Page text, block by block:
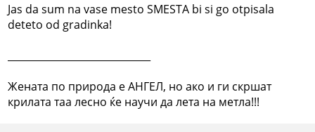
Jas da sum na vase mesto SMESTA bi si go otpisala
deteto od gradinka!
Жената по природа е АНГЕЛ, но ако и ги скршат
крилата таа лесно ќе научи да лета на метла!!!